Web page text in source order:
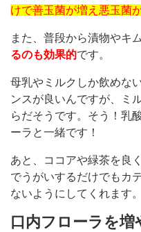
けで善玉菌が増え悪玉菌
また、普段から漬物やキ
るのも効果的です。
母乳やミルクしか飲めな
ンスが良いんですが、ミ
らだそうです。そう！乳
ーラと一緒です！
あと、ココアや緑茶を良
でうがいするだけでもカ
ないようにしてくれます。
口内フローラを増